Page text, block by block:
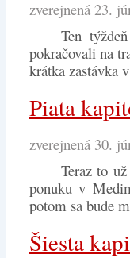
zverejnená 23.
Ten
pokračovali na
krátka zastávka
Piata
zverejnená 30.
Teraz to
ponuku v
potom sa bude
Šiesta